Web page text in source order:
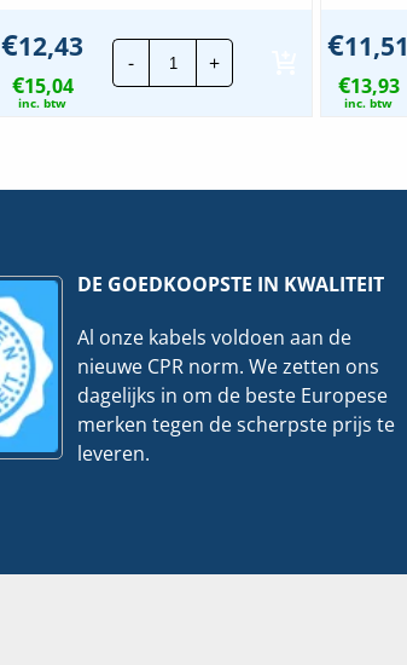
€12,43
€15,04
inc. btw
-
Bedradingskoker
|
HxB
+ €11,51
€13,93
inc. btw
DE GOEDKOOPSTE IN KWALITEIT
Al onze kabels voldoen aan de
nieuwe CPR norm. We zetten ons
dagelijks in om de beste Europese
merken tegen de scherpste prijs te
leveren.